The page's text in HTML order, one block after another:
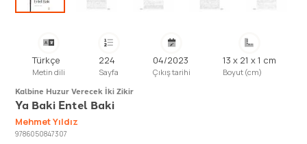
Türkçe
Metin dili
224
Sayfa
04/2023
Çıkış tarihi
13 x 21 x 1 cm
Boyut (cm)
Kalbine Huzur Verecek İki Zikir
Ya Baki Entel Baki
Mehmet Yıldız
9786050847307